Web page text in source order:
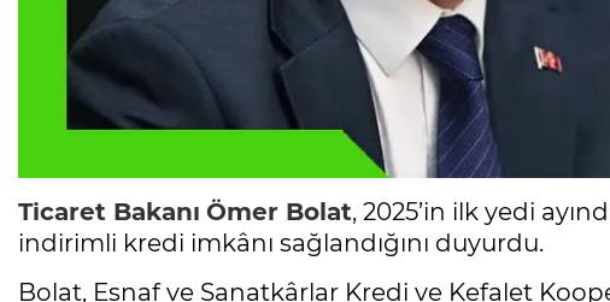
Ticaret Bakanı Ömer Bolat, 2025’in ilk yedi
indirimli kredi imkânı sağlandığını duyurdu.
Bolat, Esnaf ve Sanatkârlar Kredi ve Kefalet